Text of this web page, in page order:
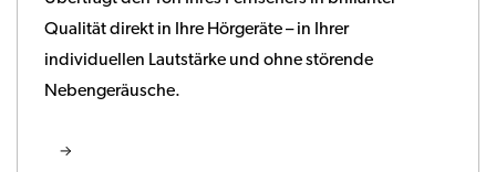
Qualität direkt in Ihre Hörgeräte – in Ihrer
individuellen Lautstärke und ohne störende
Nebengeräusche.